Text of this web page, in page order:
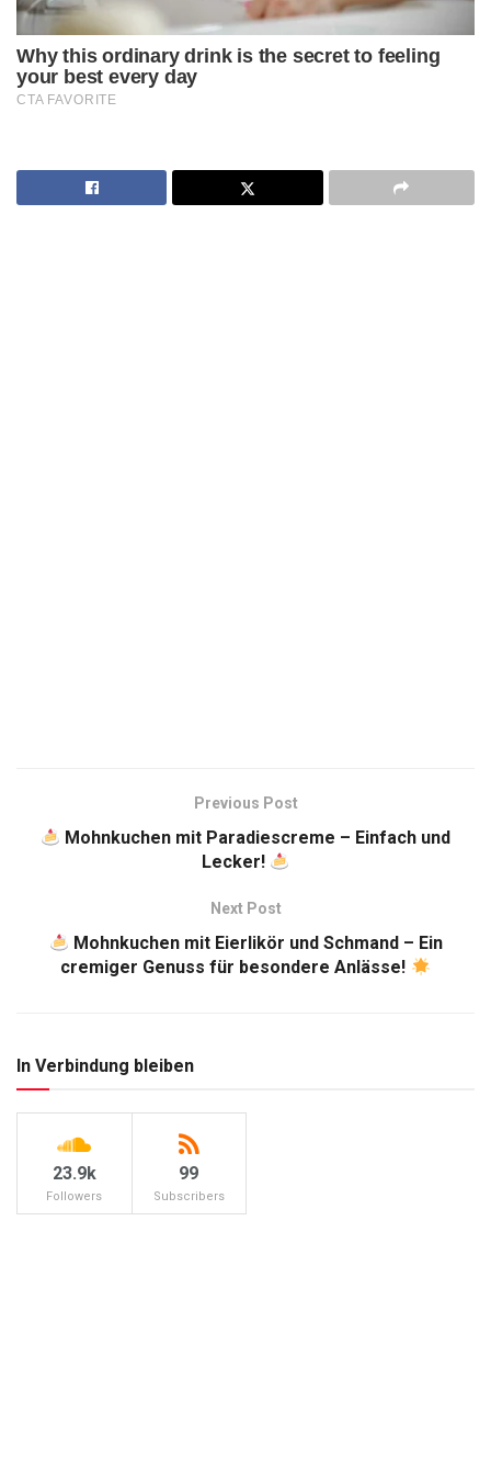
Previous Post
Mohnkuchen mit Paradiescreme – Einfach und
Lecker!
Next Post
Mohnkuchen mit Eierlikör und Schmand – Ein
cremiger Genuss für besondere Anlässe!
In Verbindung bleiben
23.9k
Followers
99
Subscribers